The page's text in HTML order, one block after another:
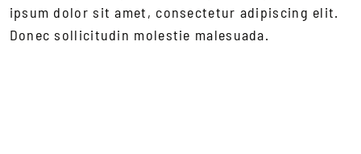
ipsum dolor sit amet, consectetur adipiscing elit.
Donec sollicitudin molestie malesuada.